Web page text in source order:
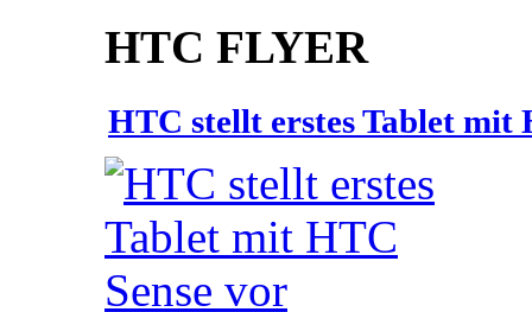
HTC FLYER
HTC stellt erstes Tablet mit